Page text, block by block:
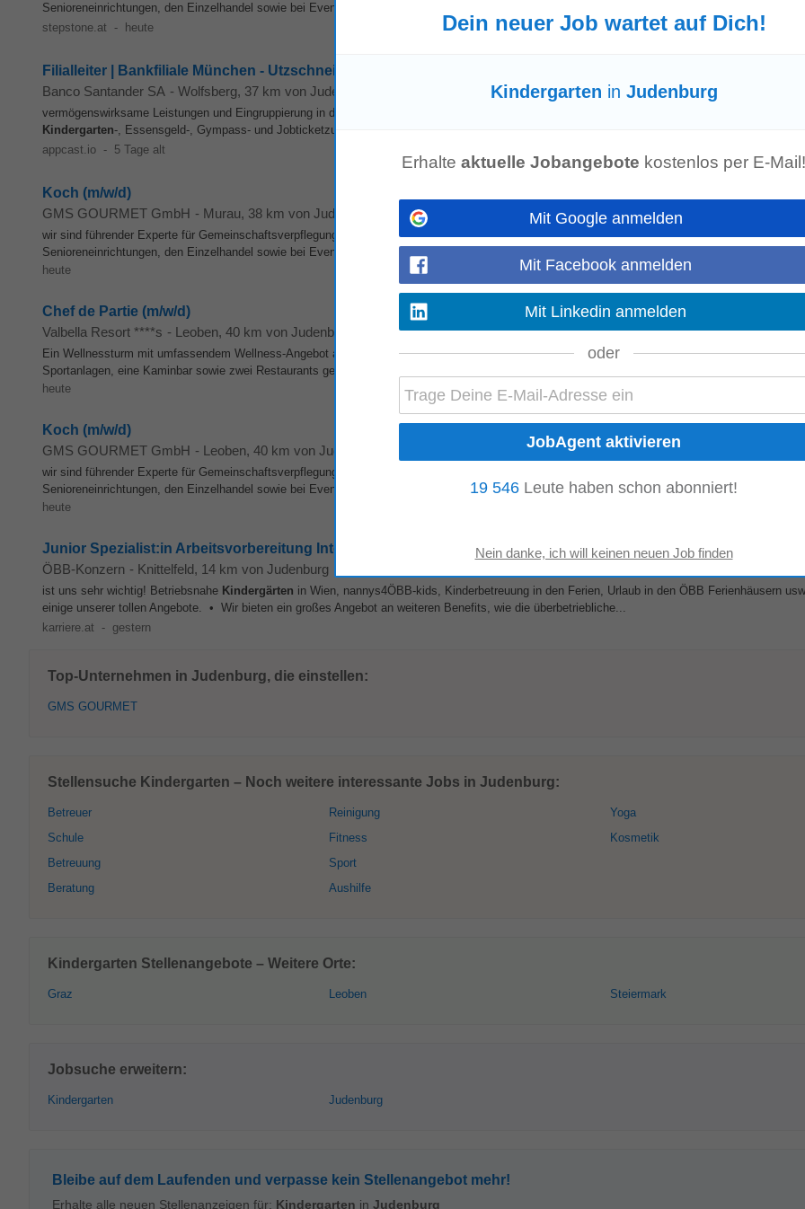
Senioreneinrichtungen, den Einzelhandel sowie bei Events und in TOP-Gastronomiebetrieben...
stepstone.at - heute
Filialleiter | Bankfiliale München - Utzschneiderstraße (w/m/d)
Banco Santander SA - Wolfsberg, 37 km von Judenburg
vermögenswirksame Leistungen und Eingruppierung in den Manteltarifvertrag für Filialen gemäß entsprechender Erfüllung der Kriterien* **Attraktive
Kindergarten-, Essensgeld-, Gympass- und Jobticketzuschuss sowie jährlicher Gesundheitsgutschein, Corporate...
appcast.io - 5 Tage alt
Koch (m/w/d)
GMS GOURMET GmbH - Murau, 38 km von Judenburg
wir sind führender Experte für Gemeinschaftsverpflegung sowie die klassische Gastronomie und kochen fürKindergärten, Schulen, Unternehmen
Senioreneinrichtungen, den Einzelhandel sowie bei Events und in TOP-Gastronomiebetrieben...
heute
Chef de Partie (m/w/d)
Valbella Resort ****s - Leoben, 40 km von Judenburg
Ein Wellnessturm mit umfassendem Wellness-Angebot auf 5 Etagen, zwei KidsInn-Kindergärten– created by the LEGO Group, einem
Sportanlagen, eine Kaminbar sowie zwei Restaurants gehören zum Angebot, das wir unseren anspruchsvollen Gästen...
heute
Koch (m/w/d)
GMS GOURMET GmbH - Leoben, 40 km von Judenburg
wir sind führender Experte für Gemeinschaftsverpflegung sowie die klassische Gastronomie und kochen für
Senioreneinrichtungen, den Einzelhandel sowie bei Events und in TOP-Gastronomiebetrieben...
heute
Junior Spezialist:in Arbeitsvorbereitung Interaktion Fahrweg Radsätze/Getriebe
ÖBB-Konzern - Knittelfeld, 14 km von Judenburg
ist uns sehr wichtig! Betriebsnahe Kindergärten in Wien, nannys4ÖBB-kids, Kinderbetreuung in den Ferien, Urlaub in den ÖBB Ferienhäusern
einige unserer tollen Angebote. • Wir bieten ein großes Angebot an weiteren Benefits, wie die überbetriebliche...
karriere.at - gestern
Top-Unternehmen in Judenburg, die einstellen:
GMS GOURMET
Stellensuche Kindergarten – Noch weitere interessante Jobs in Judenburg:
Betreuer
Schule
Betreuung
Beratung
Reinigung
Fitness
Sport
Aushilfe
Yoga
Kosmetik
Kindergarten Stellenangebote – Weitere Orte:
Graz Leoben Steiermark
Jobsuche erweitern:
Kindergarten Judenburg
Bleibe auf dem Laufenden und verpasse kein Stellenangebot mehr!
Erhalte alle neuen Stellenanzeigen für: Kindergarten in Judenburg
Dein neuer Job wartet auf Dich!
Kindergarten in Judenburg
Erhalte aktuelle Jobangebote kostenlos per E-Mail!
Mit Google anmelden
Mit Facebook anmelden
Mit Linkedin anmelden
oder
19 546 Leute haben schon abonniert!